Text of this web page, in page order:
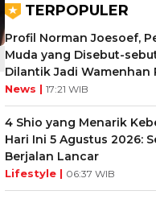
TERPOPULER
Profil Norman Joesoef,
Muda yang Disebut-
Dilantik Jadi Wamenhan
News | 17:21 WIB
4 Shio yang Menarik
Hari Ini 5 Agustus 2026:
Berjalan Lancar
Lifestyle | 06:37 WIB